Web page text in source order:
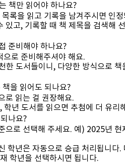
책만 읽어야 하나요?
록을 읽고 기록을 남겨주시면 인
있고, 기록할 때 책 제목을 검색해
준비해야 하나요?
으로 준비해주셔야 해요.
한 도서들이니, 다양한 방식으로 책
을 읽어도 되나요?
로 읽는 걸 권장해요.
학년 도서를 읽으면 추첨에 더 유리
나요?
으로 선택해 주세요. 예) 2025년 현
학년은 자동으로 승급 처리됩니다.
학년을 선택하시면 됩니다.